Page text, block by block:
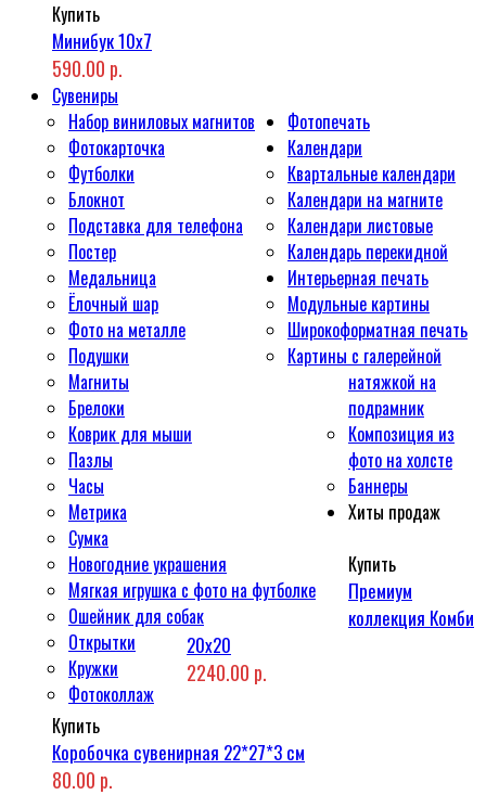
Купить
Минибук 10х7
590.00 р.
Сувениры
Набор виниловых магнитов
Фотокарточка
Футболки
Блокнот
Подставка для телефона
Постер
Медальница
Ёлочный шар
Фото на металле
Подушки
Магниты
Брелоки
Коврик для мыши
Пазлы
Часы
Метрика
Сумка
Новогодние украшения
Мягкая игрушка с фото на футболке
Ошейник для собак
Открытки
Кружки
Фотоколлаж
Фотопечать
Календари
Квартальные календари
Календари на магните
Календари листовые
Календарь перекидной
Интерьерная печать
Модульные картины
Широкоформатная печать
Картины с галерейной
натяжкой на
подрамник
Композиция из
фото на холсте
Баннеры
Хиты продаж
Купить
Премиум
коллекция Комби
20x20
2240.00 р.
Купить
Коробочка сувенирная 22*27*3 см
80.00 р.